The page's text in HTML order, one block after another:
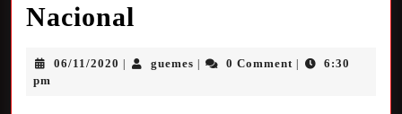
Nacional
06/11/2020 guemes 0 Comment
6:30
pm